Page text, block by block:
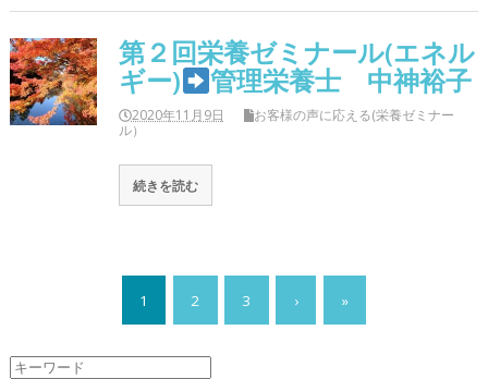
第２回栄養ゼミナール(エネル
ギー) 管理栄養士 中神裕子
2020年11月9日
お客様の声に応える(栄養ゼミナー
ル）
続きを読む
1 2 3 › »